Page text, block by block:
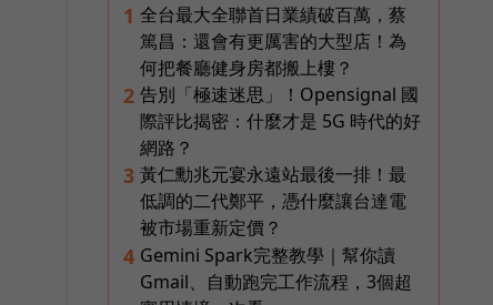
1 全台最大全聯首日業績破百萬，蔡
篤昌：還會有更厲害的大型店！為
何把餐廳健身房都搬上樓？
2 告別「極速迷思」！Opensignal 國
際評比揭密：什麼才是 5G 時代的好
網路？
3 黃仁勳兆元宴永遠站最後一排！最
低調的二代鄭平，憑什麼讓台達電
被市場重新定價？
4 Gemini Spark完整教學｜幫你讀
Gmail、自動跑完工作流程，3個超